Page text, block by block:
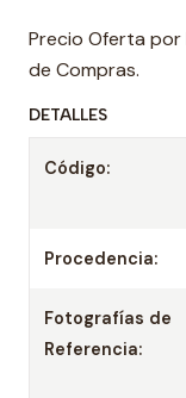
Precio Oferta por
de Compras.
DETALLES
Código:
Procedencia:
Fotografías de
Referencia: